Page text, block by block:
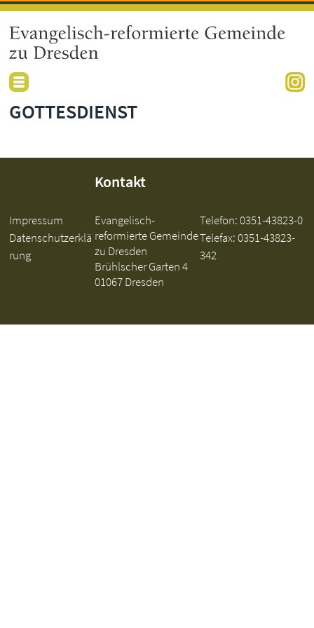
GOTTESDIENST
Impressum
Datenschutzerklä
rung
Kontakt
Evangelisch-
reformierte Gemeinde
zu Dresden
Brühlscher Garten 4
01067 Dresden
Telefon:0351-43823-0
Telefax: 0351-43823-
342